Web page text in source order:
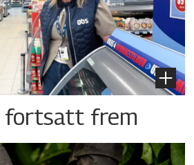
fortsatt frem